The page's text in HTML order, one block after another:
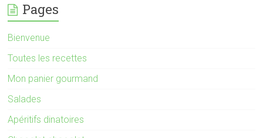
Pages
Bienvenue
Toutes les recettes
Mon panier gourmand
Salades
Apéritifs dinatoires